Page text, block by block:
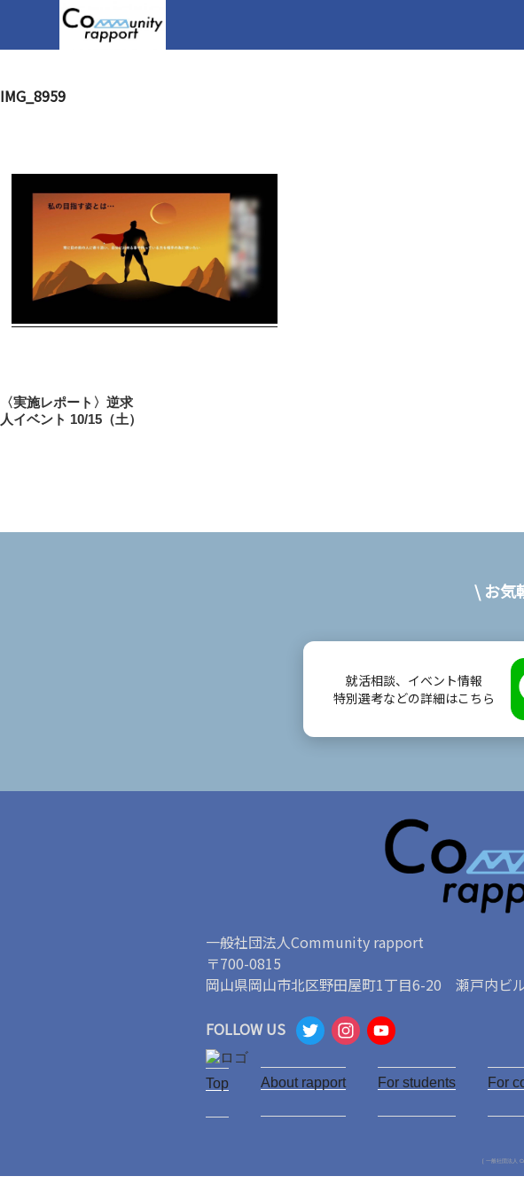
IMG_8959
投
稿
前
の
〈実施レポート〉逆求
人イベント 10/15（土）
\ お気
就活相談、イベント情報
特別選考などの詳細はこちら
一般社団法人Community rapport
〒700-0815
岡山県岡山市北区野田屋町1丁目6-20 瀬戸内ビ
FOLLOW US
T
w
it
t
r
I
n
s
g
o
u
T
b
Top About rapport For students For
[ 一般社団法人